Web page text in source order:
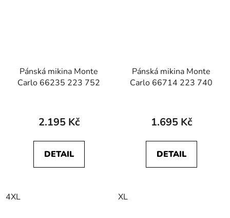
Pánská mikina Monte
Carlo 66235 223 752
2.195 Kč
DETAIL
4XL
Pánská mikina Monte
Carlo 66714 223 740
1.695 Kč
DETAIL
XL